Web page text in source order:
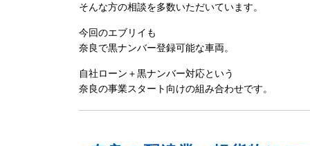
そんな方の相談を多数いただいています。
今回のエブリイも
奈良で黒ナンバー登録可能な車両。
自社ローン＋黒ナンバー対応という
奈良の事業スタート向けの組み合わせです。